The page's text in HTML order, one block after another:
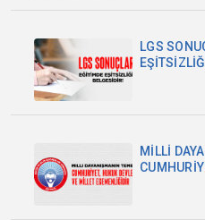
LGS
MİLLİ